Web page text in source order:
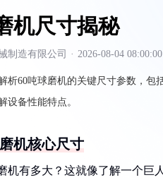
机尺寸揭秘
制造有限公司 · 2026-08-04 08:00:00
析60吨球磨机的关键尺寸参数，包
设备性能特点。
机核心尺寸
机有多大？这就像了解一个巨